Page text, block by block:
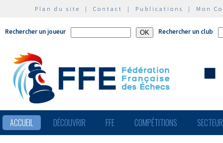
Plan du site | Contact | Publications | Mon
Rechercher un joueur Rechercher un club
ACCUEIL DÉCOUVRIR FFE COMPÉTITIONS